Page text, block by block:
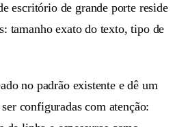
escritório de grande porte reside
tamanho exato do texto, tipo de
no padrão existente e dê um
configuradas com atenção: